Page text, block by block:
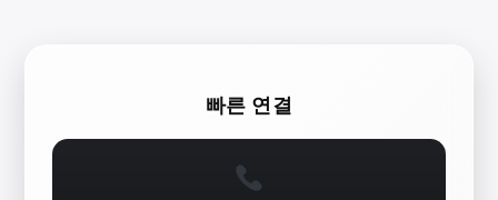
빠른 연결